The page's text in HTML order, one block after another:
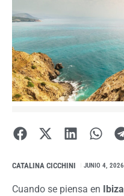
CATALINA CICCHINI JUNIO 4, 2026
Cuando se piensa en Ibiza